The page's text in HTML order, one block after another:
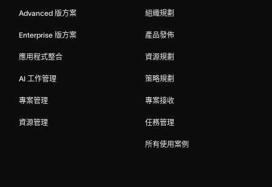
Advanced 版方案
Enterprise 版方案
應用程式整合
AI 工作管理
專案管理
資源管理
組織規劃
產品發佈
資源規劃
策略規劃
專案接收
任務管理
所有使用案例